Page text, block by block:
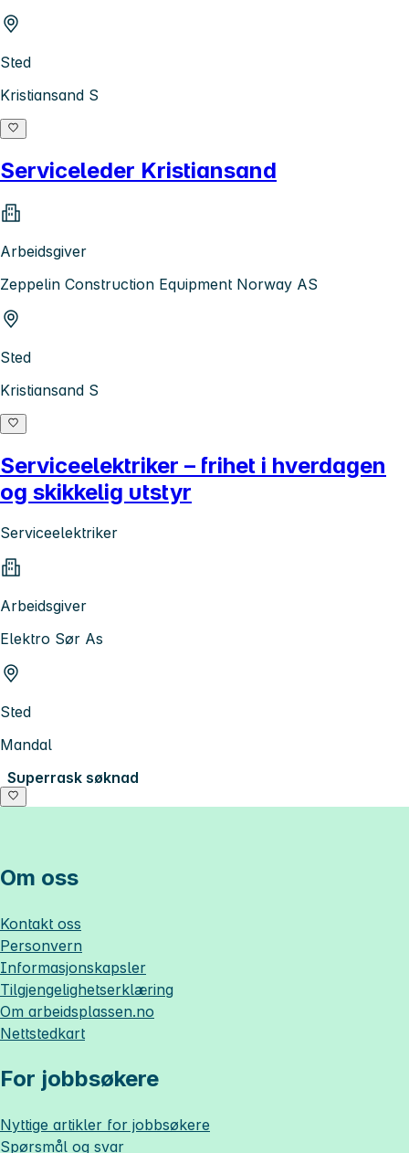
Sted
Kristiansand S
Serviceleder Kristiansand
Arbeidsgiver
Zeppelin Construction Equipment Norway AS
Sted
Kristiansand S
Serviceelektriker – frihet i hverdagen
og skikkelig utstyr
Serviceelektriker
Arbeidsgiver
Elektro Sør As
Sted
Mandal
Superrask søknad
Om oss
Kontakt oss
Personvern
Informasjonskapsler
Tilgjengelighetserklæring
Om arbeidsplassen.no
Nettstedkart
For jobbsøkere
Nyttige artikler for jobbsøkere
Spørsmål og svar